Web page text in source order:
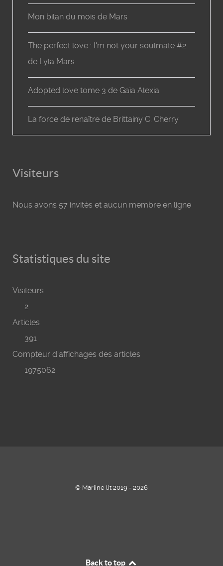
Mon bilan du mois de Mars
The perfect love : I'm not your soulmate #2
de Lyla Mars
Adopted love tome 3 de Gaïa Alexia
La force de renaître de Brittainy C. Cherry
Visiteurs
Nous avons 57 invités et aucun membre en ligne
Statistiques du site
Visiteurs
2
Articles
391
Compteur d'affichages des articles
1975062
© Mariine lit 2019 - 2026
Back to top